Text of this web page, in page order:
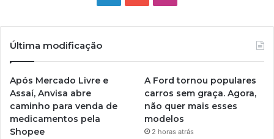
Última modificação
Após Mercado Livre e
Assaí, Anvisa abre
caminho para venda de
medicamentos pela
Shopee
A Ford tornou populares
carros sem graça. Agora,
não quer mais esses
modelos
2 horas atrás